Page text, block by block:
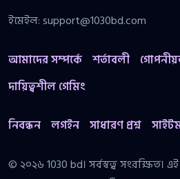
ইমেইল:support@1030bd.com
আমাদের সম্পর্কে শর্তাবলী
দায়িত্বশীল গেমিং
নিবন্ধন লগইন সাধারণ প্রশ্ন
© ২০২৬ 1030 bd। সর্বস্বত্ব সংরক্ষিত।